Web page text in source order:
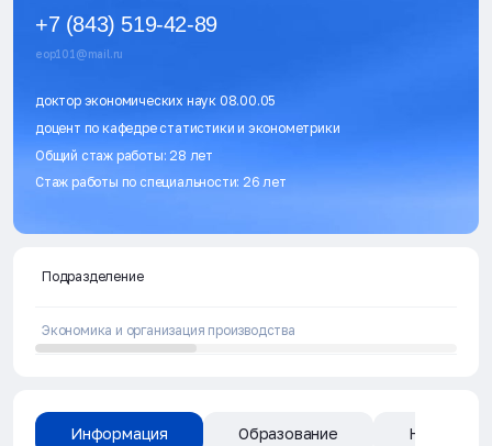
+7 (843) 519-42-89
eop101@mail.ru
доктор экономических наук 08.00.05
доцент по кафедре статистики и эконометрики
Общий стаж работы: 28 лет
Стаж работы по специальности: 26 лет
Подразделение
Экономика и организация производства
Информация Образование